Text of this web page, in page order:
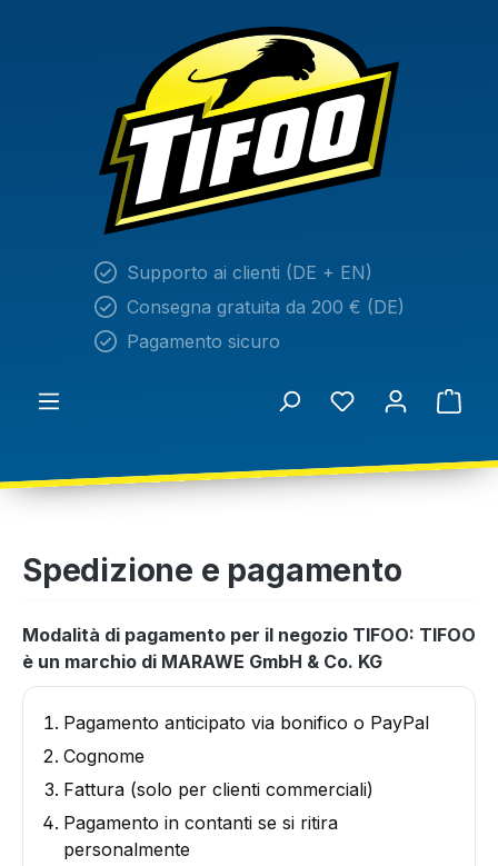
Supporto ai clienti (DE + EN)
Consegna gratuita da 200 € (DE)
Pagamento sicuro
Hai 0 articoli
Spedizione e pagamento
Modalità di pagamento per il negozio TIFOO: TIFOO
è un marchio di MARAWE GmbH & Co. KG
Pagamento anticipato via bonifico o PayPal
Cognome
Fattura (solo per clienti commerciali)
Pagamento in contanti se si ritira
personalmente